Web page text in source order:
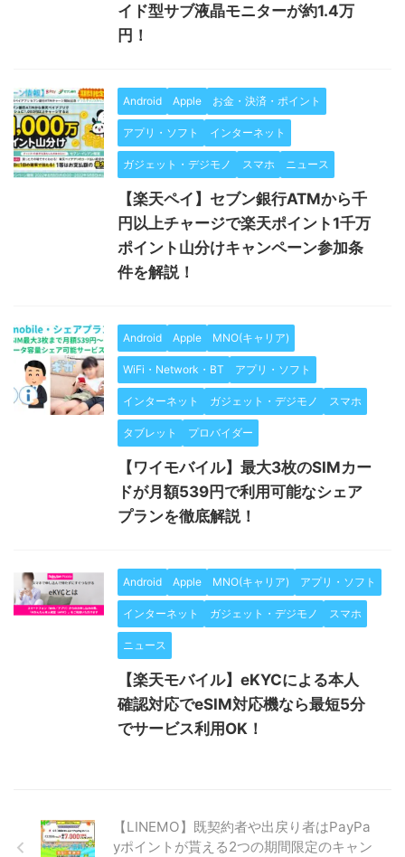
イド型サブ液晶モニターが約1.4万
円！
Android Apple お金・決済・ポイント
アプリ・ソフト インターネット
ガジェット・デジモノ スマホ ニュース
【楽天ペイ】セブン銀行ATMから千
円以上チャージで楽天ポイント1千万
ポイント山分けキャンペーン参加条
件を解説！
Android Apple MNO(キャリア)
WiFi・Network・BT アプリ・ソフト
インターネット ガジェット・デジモノ スマホ
タブレット プロバイダー
【ワイモバイル】最大3枚のSIMカー
ドが月額539円で利用可能なシェア
プランを徹底解説！
Android Apple MNO(キャリア) アプリ・ソフト
インターネット ガジェット・デジモノ スマホ
ニュース
【楽天モバイル】eKYCによる本人
確認対応でeSIM対応機なら最短5分
でサービス利用OK！
【LINEMO】既契約者や出戻り者はPayPa
yポイントが貰える2つの期間限定のキャン